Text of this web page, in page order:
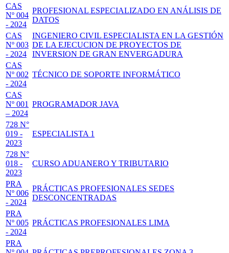
CAS
Nº 004
- 2024
PROFESIONAL ESPECIALIZADO EN ANÁLISIS DE
DATOS
CAS
Nº 003
- 2024
INGENIERO CIVIL ESPECIALISTA EN LA GESTIÓN
DE LA EJECUCION DE PROYECTOS DE
INVERSION DE GRAN ENVERGADURA
CAS
Nº 002
- 2024
TÉCNICO DE SOPORTE INFORMÁTICO
CAS
Nº 001
– 2024
PROGRAMADOR JAVA
728 N°
019 -
2023
ESPECIALISTA 1
728 N°
018 -
2023
CURSO ADUANERO Y TRIBUTARIO
PRA
Nº 006
- 2024
PRÁCTICAS PROFESIONALES SEDES
DESCONCENTRADAS
PRA
Nº 005
- 2024
PRÁCTICAS PROFESIONALES LIMA
PRA